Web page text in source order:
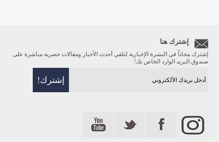
إشترك هنا
إشترك مجاناً في النشرة الإخبارية لتلقي أحدث الأخبار ومقالات حصرية مباشرة على
صندوق البريد الوارد الخاص بك!